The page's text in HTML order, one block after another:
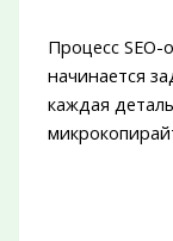
Процесс SEO-
начинается
каждая